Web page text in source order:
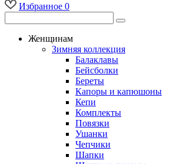
Избранное 0
Женщинам
Зимняя коллекция
Балаклавы
Бейсболки
Береты
Капоры и капюшоны
Кепи
Комплекты
Повязки
Ушанки
Чепчики
Шапки